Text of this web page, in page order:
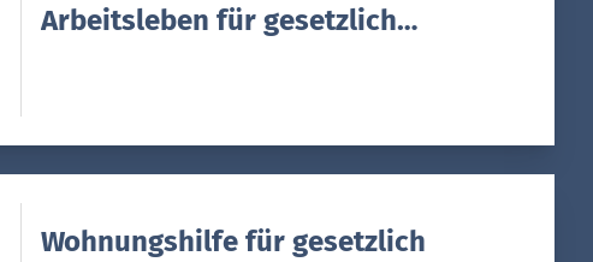
Arbeitsleben für gesetzlich
Wohnungshilfe für gesetzlich